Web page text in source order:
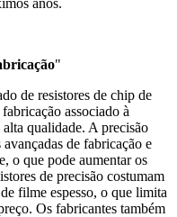
anos.
"
de resistores de chip de
associado à
qualidade. A precisão
de fabricação e
o que pode aumentar os
de precisão costumam
filme espesso, o que limita
Os fabricantes também